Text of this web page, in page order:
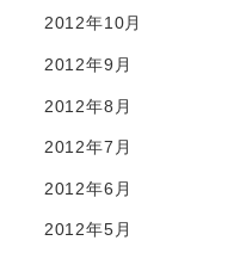
2012年10月
2012年9月
2012年8月
2012年7月
2012年6月
2012年5月